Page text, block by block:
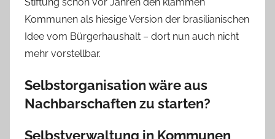
Kommunen als hiesige Version der brasilianischen
Idee vom Bürgerhaushalt – dort nun auch nicht
mehr vorstellbar.
Selbstorganisation wäre aus
Nachbarschaften zu starten?
Selbstverwaltung in Kommunen